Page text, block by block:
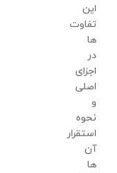
این
تفاوت
ها
در
اجزای
اصلی
و
نحوه
استقرار
آن
ها